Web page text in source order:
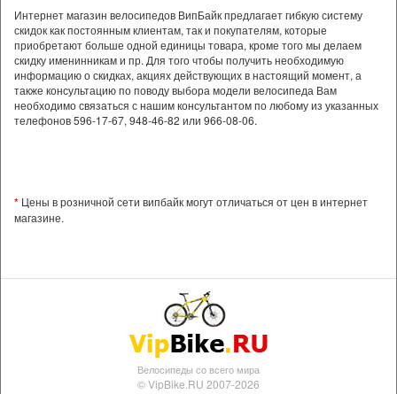
Интернет магазин велосипедов ВипБайк предлагает гибкую систему
скидок как постоянным клиентам, так и покупателям, которые
приобретают больше одной единицы товара, кроме того мы делаем
скидку именинникам и пр. Для того чтобы получить необходимую
информацию о скидках, акциях действующих в настоящий момент, а
также консультацию по поводу выбора модели велосипеда Вам
необходимо связаться с нашим консультантом по любому из указанных
телефонов 596-17-67, 948-46-82 или 966-08-06.
* Цены в розничной сети випбайк могут отличаться от цен в интернет
магазине.
Велосипеды со всего мира
© VipBike.RU 2007-2026